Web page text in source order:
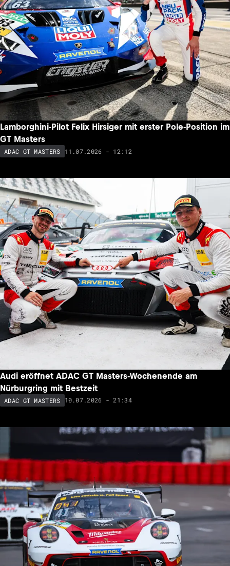
Lamborghini-Pilot Felix Hirsiger mit erster Pole-Position im
GT Masters
ADAC GT MASTERS 11.07.2026 - 12:12
Audi eröffnet ADAC GT Masters-Wochenende am
Nürburgring mit Bestzeit
ADAC GT MASTERS 10.07.2026 - 21:34